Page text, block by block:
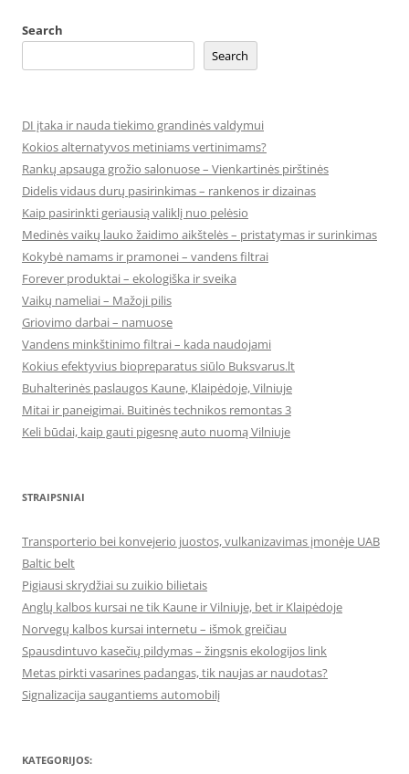
Search
Search
DI įtaka ir nauda tiekimo grandinės valdymui
Kokios alternatyvos metiniams vertinimams?
Rankų apsauga grožio salonuose – Vienkartinės pirštinės
Didelis vidaus durų pasirinkimas – rankenos ir dizainas
Kaip pasirinkti geriausią valiklį nuo pelėsio
Medinės vaikų lauko žaidimo aikštelės – pristatymas ir surinkimas
Kokybė namams ir pramonei – vandens filtrai
Forever produktai – ekologiška ir sveika
Vaikų nameliai – Mažoji pilis
Griovimo darbai – namuose
Vandens minkštinimo filtrai – kada naudojami
Kokius efektyvius biopreparatus siūlo Buksvarus.lt
Buhalterinės paslaugos Kaune, Klaipėdoje, Vilniuje
Mitai ir paneigimai. Buitinės technikos remontas 3
Keli būdai, kaip gauti pigesnę auto nuomą Vilniuje
STRAIPSNIAI
Transporterio bei konvejerio juostos, vulkanizavimas įmonėje UAB
Baltic belt
Pigiausi skrydžiai su zuikio bilietais
Anglų kalbos kursai ne tik Kaune ir Vilniuje, bet ir Klaipėdoje
Norvegų kalbos kursai internetu – išmok greičiau
Spausdintuvo kasečių pildymas – žingsnis ekologijos link
Metas pirkti vasarines padangas, tik naujas ar naudotas?
Signalizacija saugantiems automobilį
KATEGORIJOS: